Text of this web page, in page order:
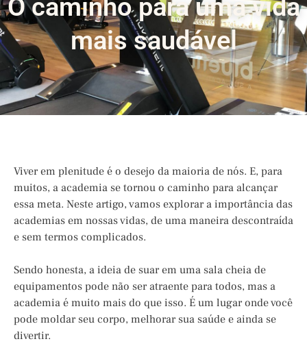
O caminho para uma vida
mais saudável
Viver em plenitude é o desejo da maioria de nós. E, para
muitos, a academia se tornou o caminho para alcançar
essa meta. Neste artigo, vamos explorar a importância das
academias em nossas vidas, de uma maneira descontraída
e sem termos complicados.
Sendo honesta, a ideia de suar em uma sala cheia de
equipamentos pode não ser atraente para todos, mas a
academia é muito mais do que isso. É um lugar onde você
pode moldar seu corpo, melhorar sua saúde e ainda se
divertir.